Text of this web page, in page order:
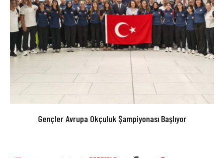
Gençler Avrupa Okçuluk Şampiyonası Başlıyor